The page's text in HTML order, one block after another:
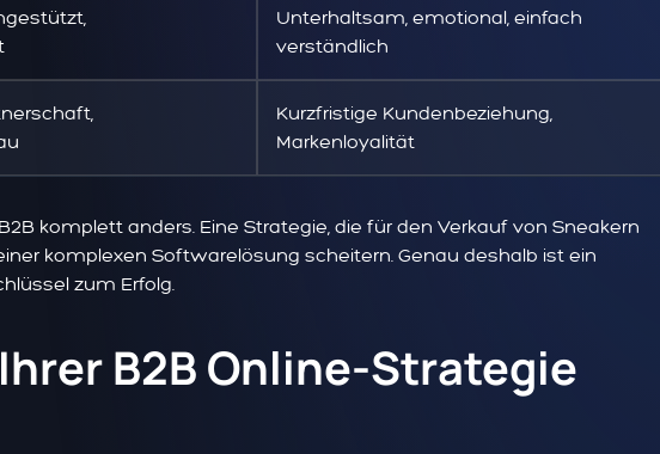
Unterhaltsam, emotional, einfach
verständlich
Kurzfristige Kundenbeziehung,
Markenloyalität
komplett anders. Eine Strategie, die für den Verkauf von Sneakern
komplexen Softwarelösung scheitern. Genau deshalb ist ein
zum Erfolg.
B2B Online-Strategie